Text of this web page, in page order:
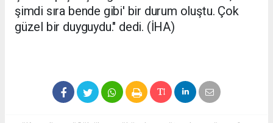
şimdi sıra bende gibi' bir durum oluştu. Çok
güzel bir duyguydu." dedi. (İHA)